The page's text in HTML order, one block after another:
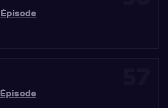
Épisode
Épisode